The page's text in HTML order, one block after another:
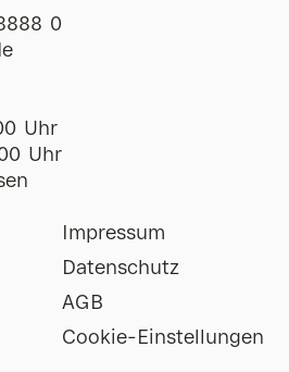
0
Uhr
Uhr
Impressum
Datenschutz
AGB
Cookie-Einstellungen